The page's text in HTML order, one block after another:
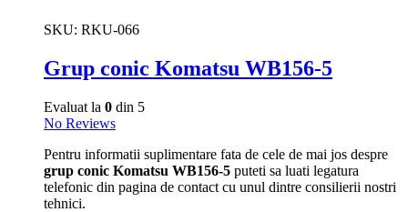
SKU: RKU-066
Grup conic Komatsu WB156-5
Evaluat la 0 din 5
No Reviews
Pentru informatii suplimentare fata de cele de mai jos despre
grup conic Komatsu WB156-5 puteti sa luati legatura
telefonic din pagina de contact cu unul dintre consilierii nostri
tehnici.